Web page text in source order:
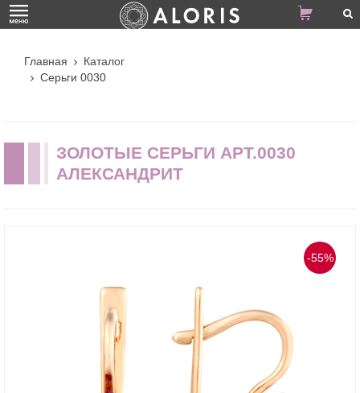
Главная
Каталог
Серьги 0030
ЗОЛОТЫЕ СЕРЬГИ АРТ.0030
АЛЕКСАНДРИТ
-55%